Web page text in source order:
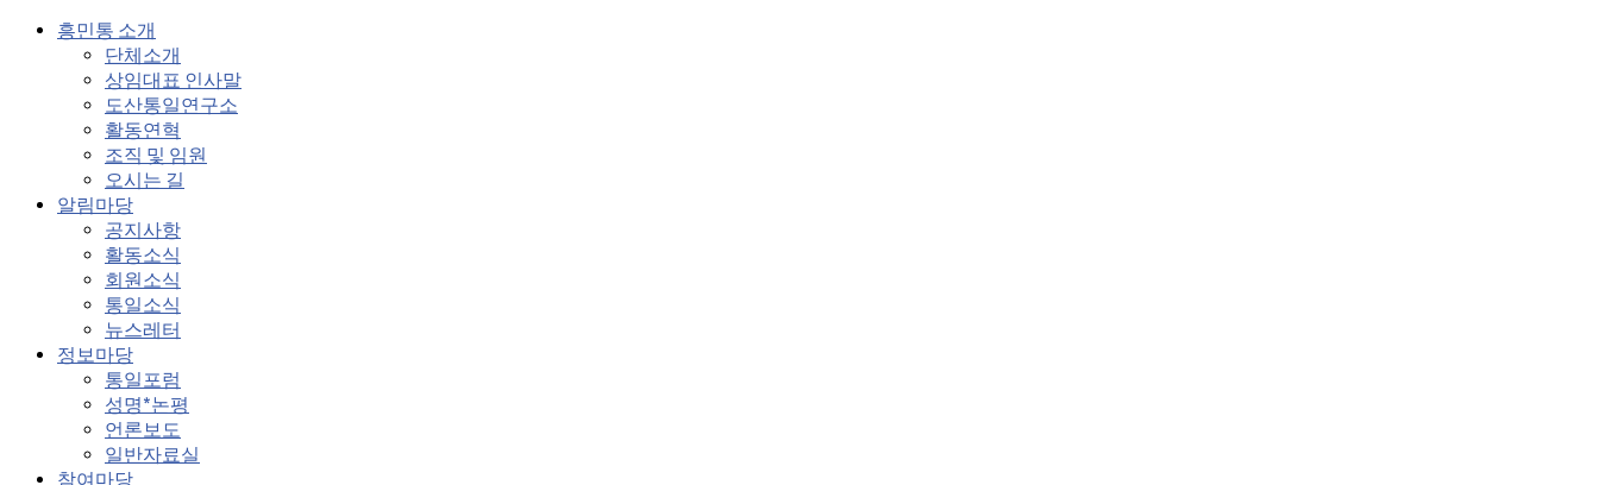
흥민통 소개
단체소개
상임대표 인사말
도산통일연구소
활동연혁
조직 및 임원
오시는 길
알림마당
공지사항
활동소식
회원소식
통일소식
뉴스레터
정보마당
통일포럼
성명*논평
언론보도
일반자료실
참여마당